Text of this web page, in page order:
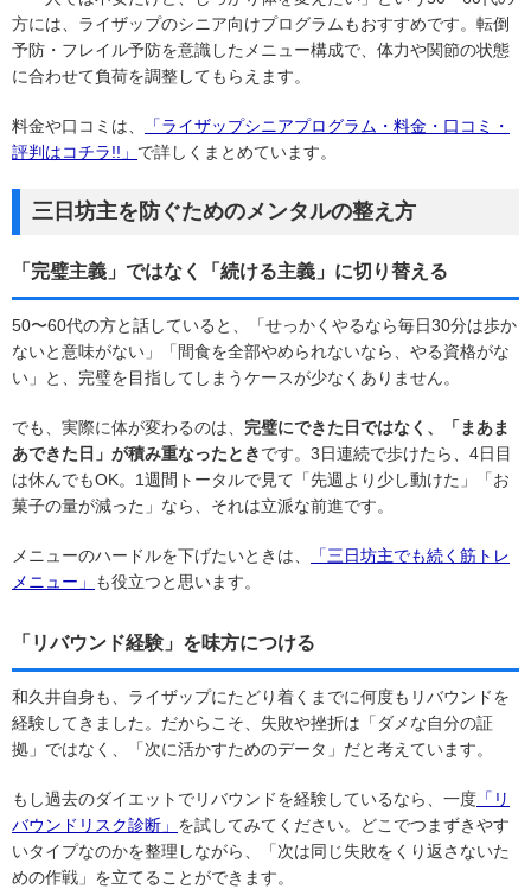
方には、ライザップのシニア向けプログラムもおすすめです。転倒
予防・フレイル予防を意識したメニュー構成で、体力や関節の状態
に合わせて負荷を調整してもらえます。
料金や口コミは、
「ライザップシニアプログラム・料金・口コミ・
評判はコチラ!!」 で詳しくまとめています。
三日坊主を防ぐためのメンタルの整え方
「完璧主義」ではなく「続ける主義」に切り替える
50〜60代の方と話していると、「せっかくやるなら毎日30分は歩か
ないと意味がない」「間食を全部やめられないなら、やる資格がな
い」と、完璧を目指してしまうケースが少なくありません。
でも、実際に体が変わるのは、 完璧にできた日ではなく、「まあま
あできた日」が積み重なったときです。3日連続で歩けたら、4日目
は休んでもOK。1週間トータルで見て「先週より少し動けた」「お
菓子の量が減った」なら、それは立派な前進です。
メニューのハードルを下げたいときは、
「三日坊主でも続く筋トレ
メニュー」
も役立つと思います。
「リバウンド経験」を味方につける
和久井自身も、ライザップにたどり着くまでに何度もリバウンドを
経験してきました。だからこそ、失敗や挫折は「ダメな自分の証
拠」ではなく、「次に活かすためのデータ」だと考えています。
もし過去のダイエットでリバウンドを経験しているなら、一度 「リ
バウンドリスク診断」 を試してみてください。どこでつまずきやす
いタイプなのかを整理しながら、「次は同じ失敗をくり返さないた
めの作戦」を立てることができます。